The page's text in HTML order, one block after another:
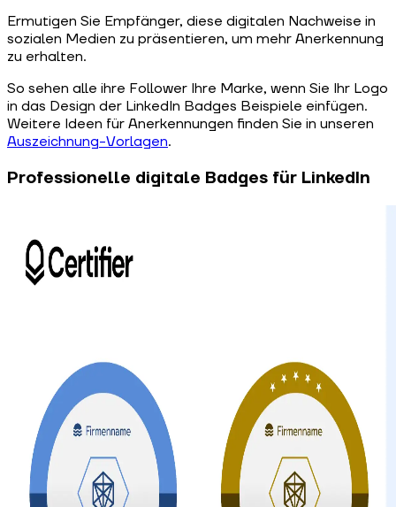
Ermutigen Sie Empfänger, diese digitalen Nachweise in
sozialen Medien zu präsentieren, um mehr Anerkennung
zu erhalten.
So sehen alle ihre Follower Ihre Marke, wenn Sie Ihr Logo
in das Design der LinkedIn Badges Beispiele einfügen.
Weitere Ideen für Anerkennungen finden Sie in unseren
Auszeichnung-Vorlagen.
Professionelle digitale Badges für LinkedIn